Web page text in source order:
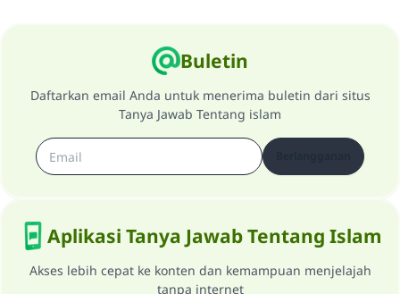
Buletin
Daftarkan email Anda untuk menerima buletin dari situs
Tanya Jawab Tentang islam
Aplikasi Tanya Jawab Tentang Islam
Akses lebih cepat ke konten dan kemampuan menjelajah
tanpa internet